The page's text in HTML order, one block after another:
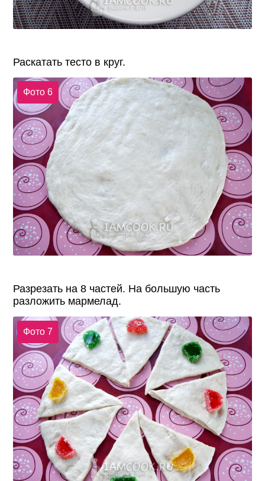
Раскатать тесто в круг.
Фото 6
Разрезать на 8 частей. На большую часть
разложить мармелад.
Фото 7